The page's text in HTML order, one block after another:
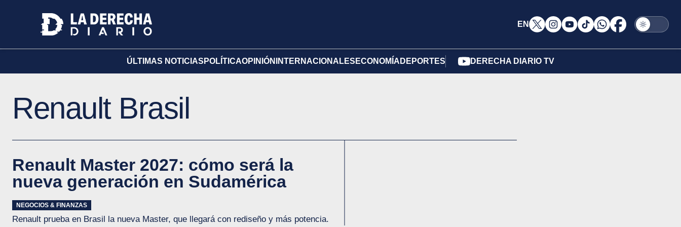
EN
ÚLTIMAS NOTICIAS POLÍTICAOPINIÓN INTERNACIONALES ECONOMÍA DEPORTES DERECHA DIARIO TV
Renault Brasil
Renault Master 2027: cómo será la
nueva generación en Sudamérica
NEGOCIOS & FINANZAS
Renault prueba en Brasil la nueva Master, que llegará con rediseño y más potencia.